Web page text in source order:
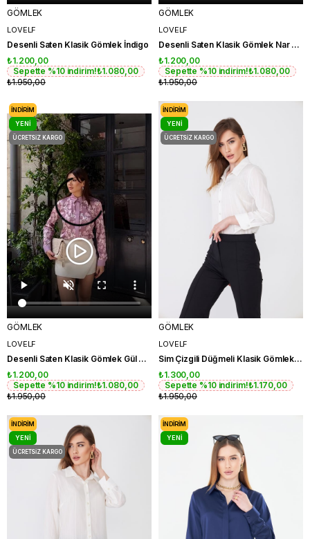
GÖMLEK
LOVELF
Desenli Saten Klasik Gömlek İndigo
₺1.200,00
Sepette %10 indirim!₺1.080,00
₺1.950,00
GÖMLEK
LOVELF
Desenli Saten Klasik Gömlek Nar Çiçeği
₺1.200,00
Sepette %10 indirim!₺1.080,00
₺1.950,00
GÖMLEK
LOVELF
Desenli Saten Klasik Gömlek Gül Kurusu
₺1.200,00
Sepette %10 indirim!₺1.080,00
₺1.950,00
İNDIRIM
YENI
ÜRÜN
ÜCRETSIZ KARGO
GÖMLEK
LOVELF
Sim Çizgili Düğmeli Klasik Gömlek Gümüş
₺1.300,00
Sepette %10 indirim!₺1.170,00
₺1.950,00
İNDIRIM
YENI
ÜRÜN
ÜCRETSIZ KARGO
İNDIRIM
YENI
ÜRÜN
ÜCRETSIZ KARGO
İNDIRIM
YENI